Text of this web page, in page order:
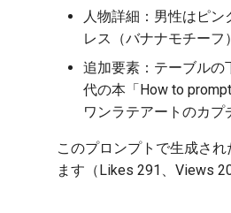
人物詳細：男性はピ
レス（バナナモチーフ
追加要素：テーブルの
代の本「How to
ワンラテアートのカプ
このプロンプトで生成さ
ます（Likes 291、Views